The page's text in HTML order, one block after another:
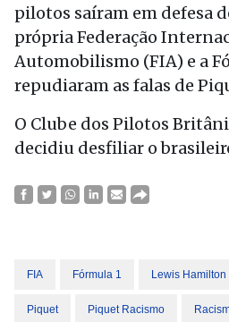
pilotos saíram em defesa
própria Federação
Automobilismo (FIA) e a
repudiaram as falas de
O Clube dos Pilotos
decidiu desfiliar o
FIA Fórmula 1 Lewis Hamilton
Piquet Piquet Racismo